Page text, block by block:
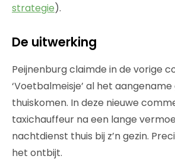
strategie).
De uitwerking
Peijnenburg claimde in de vorige
‘Voetbalmeisje’ al het
thuiskomen. In deze nieuwe
taxichauffeur na een lange
nachtdienst thuis bij z’n gezin.
het ontbijt.